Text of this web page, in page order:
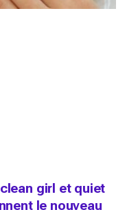
girl et quiet
le nouveau